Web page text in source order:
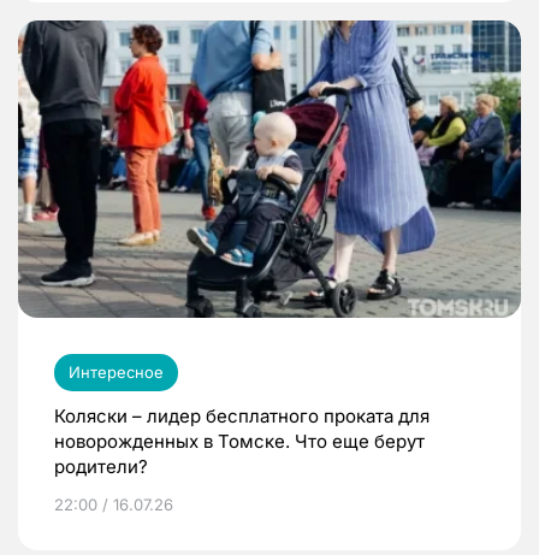
Интересное
Коляски – лидер бесплатного проката для
новорожденных в Томске. Что еще берут
родители?
22:00 / 16.07.26